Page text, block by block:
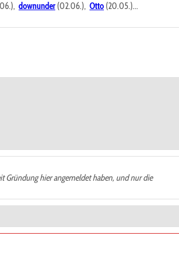
downunder(02.06.), Otto (20.05.)...
Gründung hier angemeldet haben, und nur die